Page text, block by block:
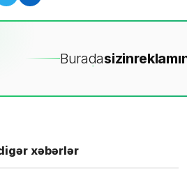
Buradasizin
xəbərlər